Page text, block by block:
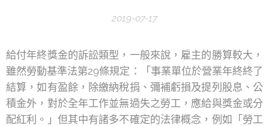
2019-07-17
給付年終獎金的訴訟類型，一般來說，雇主的勝算較大，
雖然勞動基準法第29條規定：「事業單位於營業年終終了
結算，如有盈餘，除繳納稅捐、彌補虧損及提列股息、公
積金外，對於全年工作並無過失之勞工，應給與獎金或分
配紅利。」但其中有諸多不確定的法律概念，例如「勞工